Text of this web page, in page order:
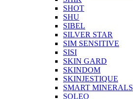
SHOT
SHU
SIBEL
SILVER STAR
SIM SENSITIVE
SISI
SKIN GARD
SKINDOM
SKINJESTIQUE
SMART MINERALS
SOLEO